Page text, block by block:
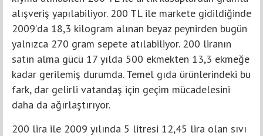
alışveriş yapılabiliyor. 200 TL ile markete gidildiğinde
2009’da 18,3 kilogram alınan beyaz peynirden bugün
yalnızca 270 gram sepete atılabiliyor. 200 liranın
satın alma gücü 17 yılda 500 ekmekten 13,3 ekmeğe
kadar gerilemiş durumda. Temel gıda ürünlerindeki bu
fark, dar gelirli vatandaş için geçim mücadelesini
daha da ağırlaştırıyor.
200 lira ile 2009 yılında 5 litresi 12,45 lira olan sıvı